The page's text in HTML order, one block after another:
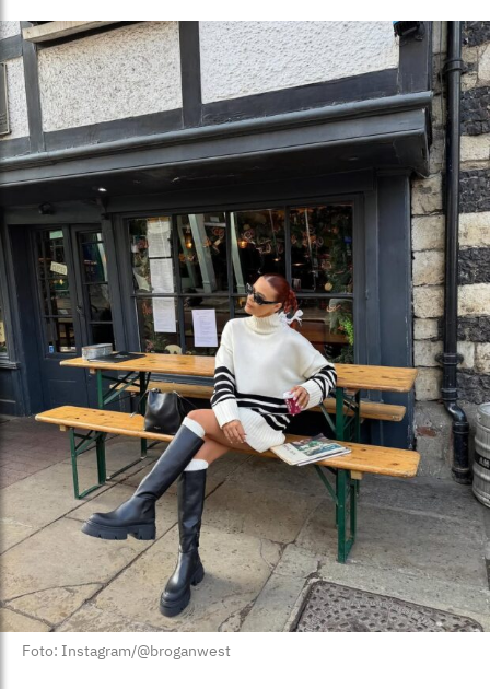
Foto: Instagram/@broganwest